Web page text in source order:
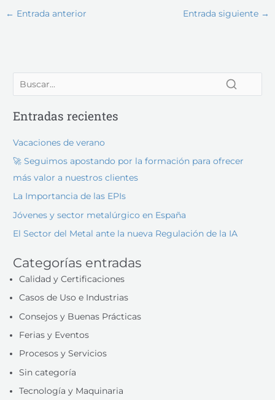
← Entrada anterior Entrada siguiente →
Entradas recientes
Vacaciones de verano
🚀 Seguimos apostando por la formación para ofrecer
más valor a nuestros clientes
La Importancia de las EPIs
Jóvenes y sector metalúrgico en España
El Sector del Metal ante la nueva Regulación de la IA
Categorías entradas
Calidad y Certificaciones
Casos de Uso e Industrias
Consejos y Buenas Prácticas
Ferias y Eventos
Procesos y Servicios
Sin categoría
Tecnología y Maquinaria